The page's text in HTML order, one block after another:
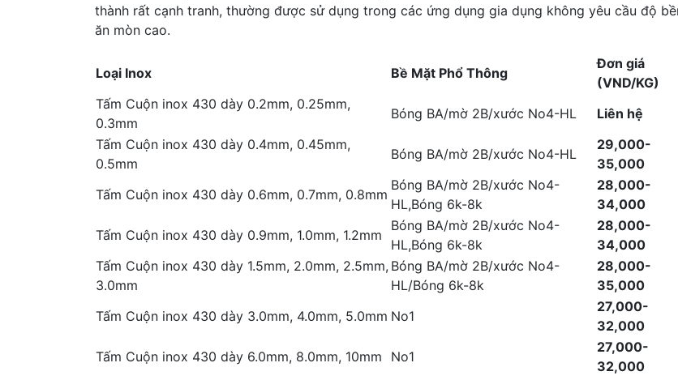
thành rất cạnh tranh, thường được sử dụng trong các ứng dụng gia dụng không yêu cầu độ
ăn mòn cao.
Loại Inox Bề Mặt Phổ Thông
Đơn giá
(VND/KG)
Tấm Cuộn inox 430 dày 0.2mm, 0.25mm,
0.3mm
Bóng BA/mờ 2B/xước No4-HL
Liên hệ
Tấm Cuộn inox 430 dày 0.4mm, 0.45mm,
0.5mm
Bóng BA/mờ 2B/xước No4-HL
29,000-
35,000
Tấm Cuộn inox 430 dày 0.6mm, 0.7mm, 0.8mm
Bóng BA/mờ 2B/xước No4-
HL,Bóng 6k-8k
28,000-
34,000
Tấm Cuộn inox 430 dày 0.9mm, 1.0mm, 1.2mm
Bóng BA/mờ 2B/xước No4-
HL,Bóng 6k-8k
28,000-
34,000
Tấm Cuộn inox 430 dày 1.5mm, 2.0mm, 2.5mm,
3.0mm
Bóng BA/mờ 2B/xước No4-
HL/Bóng 6k-8k
28,000-
35,000
Tấm Cuộn inox 430 dày 3.0mm, 4.0mm, 5.0mm No1
27,000-
32,000
Tấm Cuộn inox 430 dày 6.0mm, 8.0mm, 10mm
No1
27,000-
32,000